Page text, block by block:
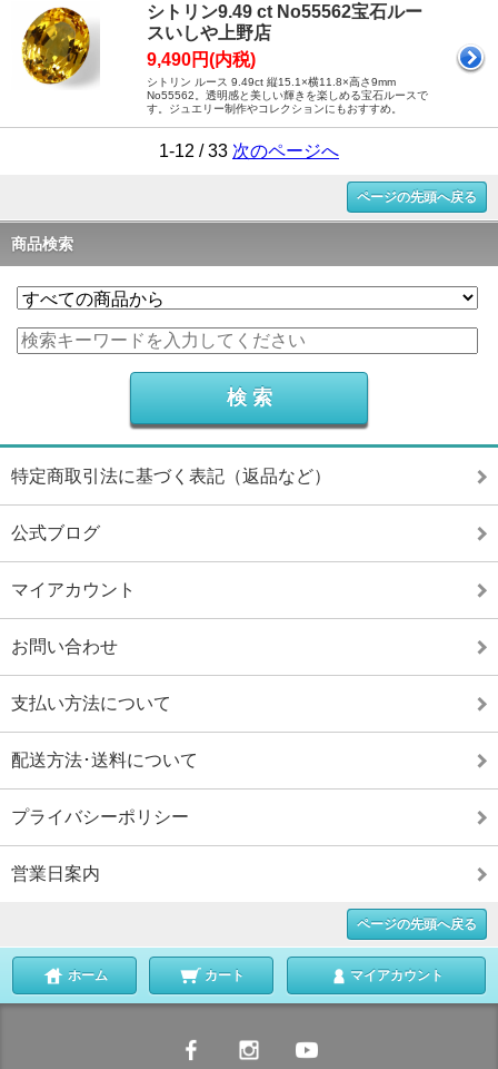
シトリン9.49 ct No55562宝石ルー
スいしや上野店
9,490円(内税)
シトリン ルース 9.49ct 縦15.1×横11.8×高さ9mm
No55562。透明感と美しい輝きを楽しめる宝石ルースで
す。ジュエリー制作やコレクションにもおすすめ。
1-12 / 33 次のページへ
ページの先頭へ戻る
商品検索
特定商取引法に基づく表記（返品など）
公式ブログ
マイアカウント
お問い合わせ
支払い方法について
配送方法･送料について
プライバシーポリシー
営業日案内
ページの先頭へ戻る
ホーム カート マイアカウント